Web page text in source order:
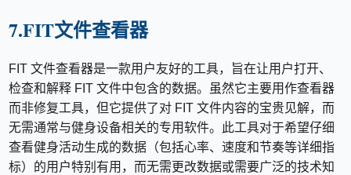
7.FIT文件查看器
FIT 文件查看器是一款用户友好的工具，旨在让用户打开、
检查和解释 FIT 文件中包含的数据。虽然它主要用作查看器
而非修复工具，但它提供了对 FIT 文件内容的宝贵见解，而
无需通常与健身设备相关的专用软件。此工具对于希望仔细
查看健身活动生成的数据（包括心率、速度和节奏等详细指
标）的用户特别有用，而无需更改数据或需要广泛的技术知